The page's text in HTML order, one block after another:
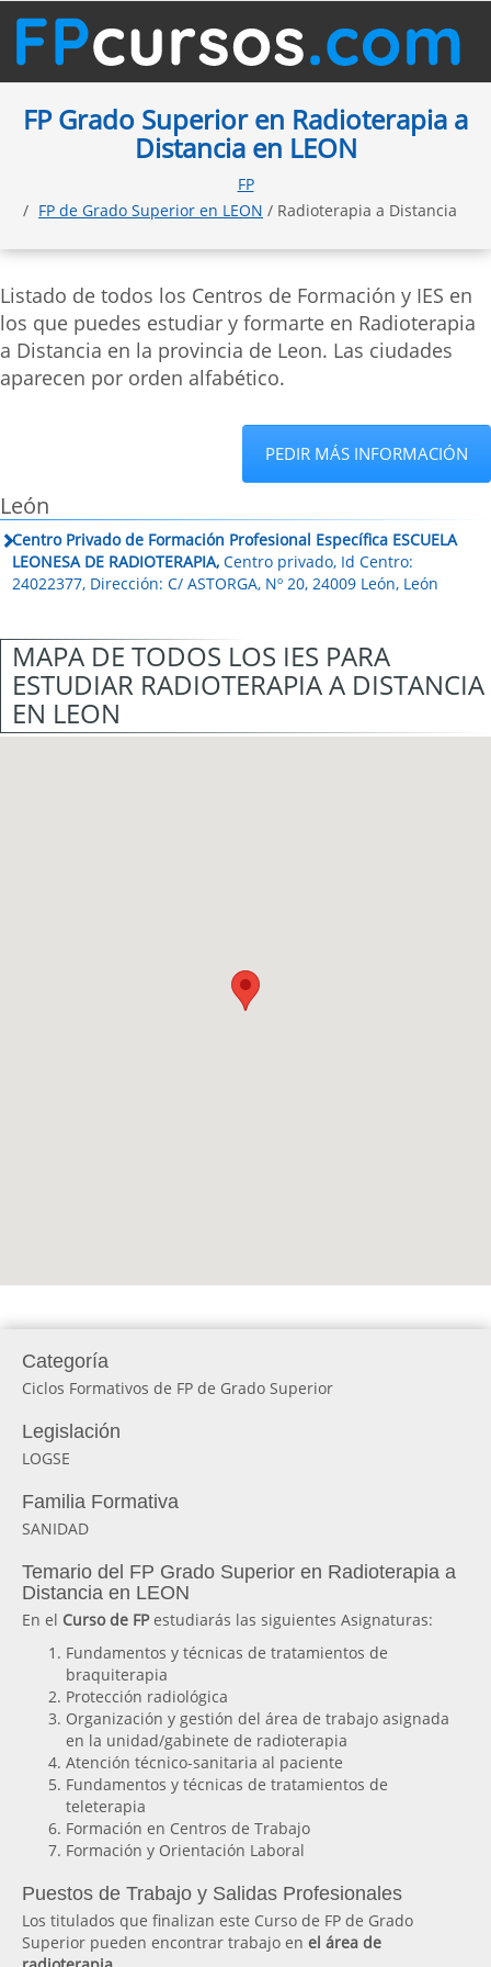
FP Grado Superior en Radioterapia a
Distancia en LEON
FP
FP de Grado Superior en LEON / Radioterapia a Distancia
Listado de todos los Centros de Formación y IES en
los que puedes estudiar y formarte en Radioterapia
a Distancia en la provincia de Leon. Las ciudades
aparecen por orden alfabético.
PEDIR MÁS INFORMACIÓN
León
Centro Privado de Formación Profesional Específica ESCUELA
LEONESA DE RADIOTERAPIA, Centro privado, Id Centro:
24022377, Dirección: C/ ASTORGA, Nº 20, 24009 León, León
MAPA DE TODOS LOS IES PARA
ESTUDIAR RADIOTERAPIA A DISTANCIA
EN LEON
Categoría
Ciclos Formativos de FP de Grado Superior
Legislación
LOGSE
Familia Formativa
SANIDAD
Temario del FP Grado Superior en Radioterapia a
Distancia en LEON
En el Curso de FPestudiarás las siguientes Asignaturas:
Fundamentos y técnicas de tratamientos de
braquiterapia
Protección radiológica
Organización y gestión del área de trabajo asignada
en la unidad/gabinete de radioterapia
Atención técnico-sanitaria al paciente
Fundamentos y técnicas de tratamientos de
teleterapia
Formación en Centros de Trabajo
Formación y Orientación Laboral
Puestos de Trabajo y Salidas Profesionales
Los titulados que finalizan este Curso de FP de Grado
Superior pueden encontrar trabajo en el área de